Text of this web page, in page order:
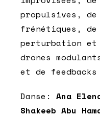
propulsives, de
frénétiques, de
perturbation et
drones
et de
Danse: Ana
Shakeeb Abu